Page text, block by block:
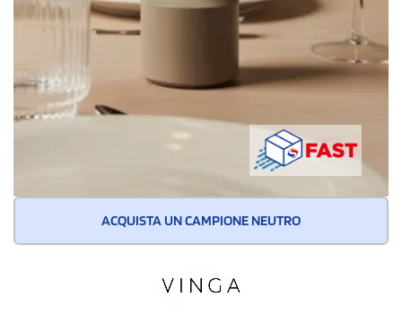
ACQUISTA UN CAMPIONE NEUTRO